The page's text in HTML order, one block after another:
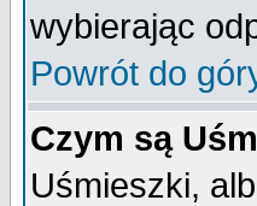
wybierając
Powrót do
Czym są
Uśmieszki,